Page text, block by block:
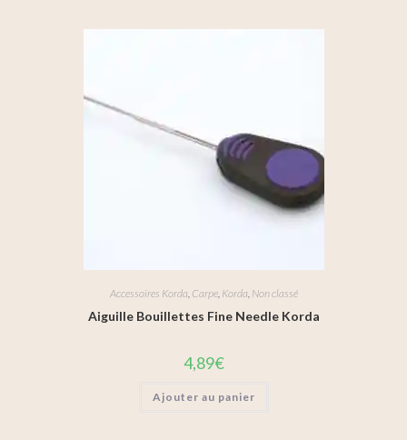
Accessoires Korda, Carpe, Korda, Non classé
Aiguille Bouillettes Fine Needle Korda
4,89€
Ajouter au panier